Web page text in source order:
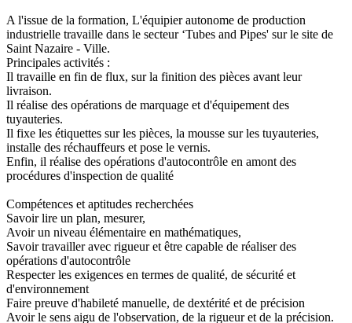
A l'issue de la formation, L'équipier autonome de production
industrielle travaille dans le secteur ‘Tubes and Pipes' sur le site de
Saint Nazaire - Ville.
Principales activités :
Il travaille en fin de flux, sur la finition des pièces avant leur
livraison.
Il réalise des opérations de marquage et d'équipement des
tuyauteries.
Il fixe les étiquettes sur les pièces, la mousse sur les tuyauteries,
installe des réchauffeurs et pose le vernis.
Enfin, il réalise des opérations d'autocontrôle en amont des
procédures d'inspection de qualité
Compétences et aptitudes recherchées
Savoir lire un plan, mesurer,
Avoir un niveau élémentaire en mathématiques,
Savoir travailler avec rigueur et être capable de réaliser des
opérations d'autocontrôle
Respecter les exigences en termes de qualité, de sécurité et
d'environnement
Faire preuve d'habileté manuelle, de dextérité et de précision
Avoir le sens aigu de l'observation, de la rigueur et de la précision.